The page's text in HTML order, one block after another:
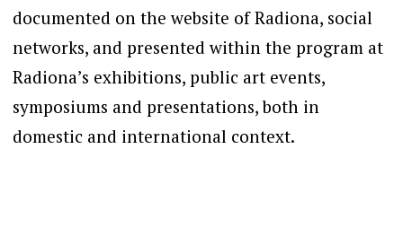
documented on the website of Radiona, social
networks, and presented within the program at
Radiona’s exhibitions, public art events,
symposiums and presentations, both in
domestic and international context.